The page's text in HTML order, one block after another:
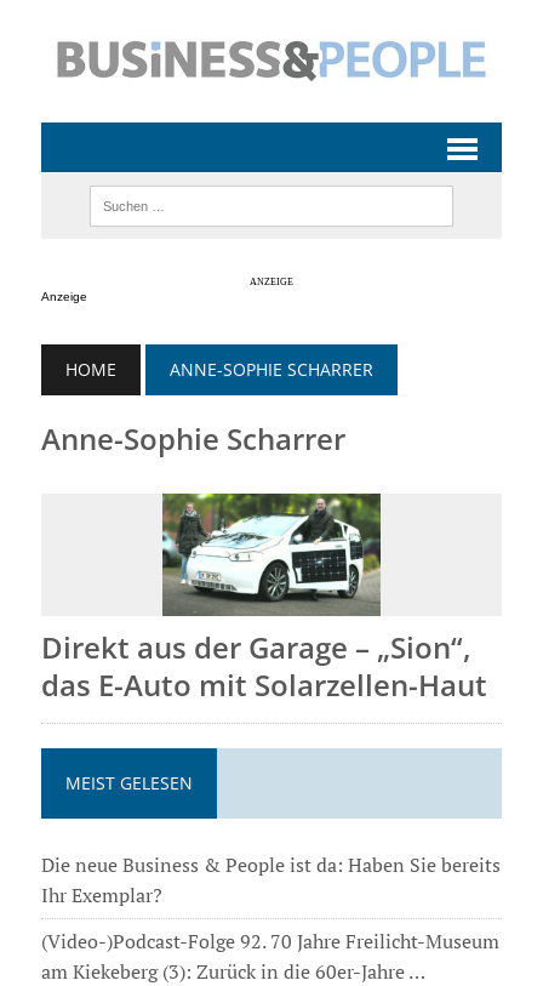
Anzeige
HOME ANNE-SOPHIE SCHARRER
Anne-Sophie Scharrer
Direkt aus der Garage – „Sion“,
das E-Auto mit Solarzellen-Haut
MEIST GELESEN
Die neue Business & People ist da: Haben Sie bereits
Ihr Exemplar?
(Video-)Podcast-Folge 92. 70 Jahre Freilicht-Museum
am Kiekeberg (3): Zurück in die 60er-Jahre …